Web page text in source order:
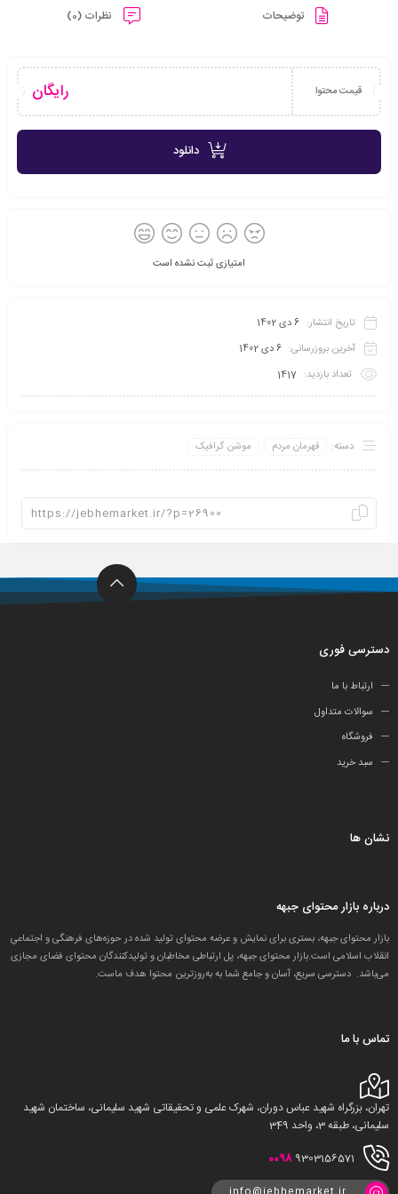
توضیحات نظرات (0)
قیمت محتوا رایگان
دانلود
امتیازی ثبت نشده است
تاریخ انتشار: 6 دی 1402
آخرین بروزرسانی: 6 دی 1402
تعداد بازدید: 1417
دسته: قهرمان مردم موشن گرافیک
دسترسی فوری
ارتباط با ما
سوالات متداول
فروشگاه
سبد خرید
نشان ها
درباره بازار محتوای جبهه
بازار محتوای جبهه، بستری برای نمایش و عرضه محتوای تولید شده در حوزه‌های فرهنگی و اجتماعیِ
انقلاب اسلامی است.بازار محتوای جبهه، پل ارتباطی مخاطبان و تولید‌کنندگان محتوای فضای مجازی
می‌باشد. دسترسی سریع، آسان و جامع شما به به‌روزترین محتوا هدف ماست.
تماس با ما
تهران، بزرگراه شهید عباس دوران، شهرک علمی و تحقیقاتی شهید سلیمانی، ساختمان شهید
سلیمانی، طبقه 3، واحد 349
0098 9303156571